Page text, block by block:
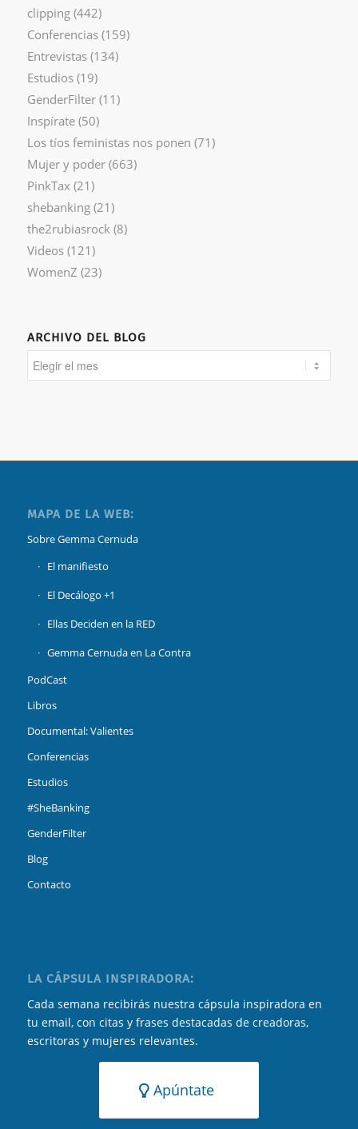
clipping(442)
Conferencias(159)
Entrevistas(134)
Estudios(19)
GenderFilter(11)
Inspírate(50)
Los tíos feministas nos ponen (71)
Mujer y poder(663)
PinkTax (21)
shebanking(21)
the2rubiasrock (8)
Videos(121)
WomenZ (23)
ARCHIVO DEL BLOG
MAPA DE LA WEB:
Sobre Gemma Cernuda
El manifiesto
El Decálogo +1
Ellas Deciden en la RED
Gemma Cernuda en La Contra
PodCast
Libros
Documental: Valientes
Conferencias
Estudios
#SheBanking
GenderFilter
Blog
Contacto
LA CÁPSULA INSPIRADORA:
Cada semana recibirás nuestra cápsula inspiradora en
tu email, con citas y frases destacadas de creadoras,
escritoras y mujeres relevantes.
Apúntate